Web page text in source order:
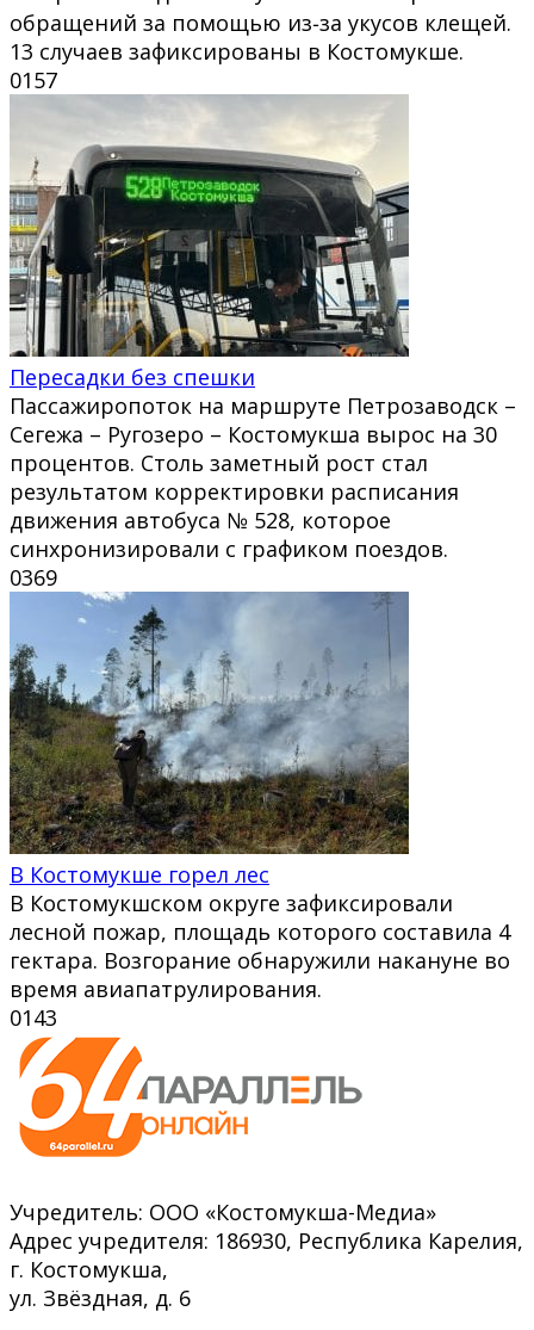
обращений за помощью из‑за укусов клещей.
13 случаев зафиксированы в Костомукше.
0157
Пересадки без спешки
Пассажиропоток на маршруте Петрозаводск –
Сегежа – Ругозеро – Костомукша вырос на 30
процентов. Столь заметный рост стал
результатом корректировки расписания
движения автобуса № 528, которое
синхронизировали с графиком поездов.
0369
В Костомукше горел лес
В Костомукшском округе зафиксировали
лесной пожар, площадь которого составила 4
гектара. Возгорание обнаружили накануне во
время авиапатрулирования.
0143
Учредитель: ООО «Костомукша-Медиа»
Адрес учредителя: 186930, Республика Карелия,
г. Костомукша,
ул. Звёздная, д. 6